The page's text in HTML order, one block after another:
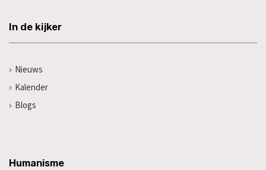
In de kijker
Nieuws
Kalender
Blogs
Humanisme